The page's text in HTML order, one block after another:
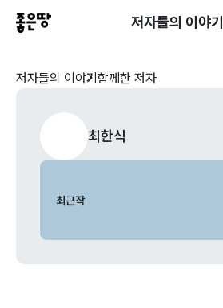
저자들의 이야기
저자들의 이야기 함께한 저자
최한식
최근작